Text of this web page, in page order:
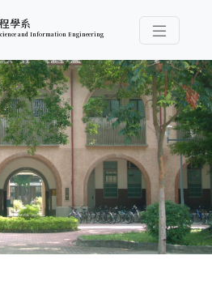
學系
and Information Engineering
導覽選